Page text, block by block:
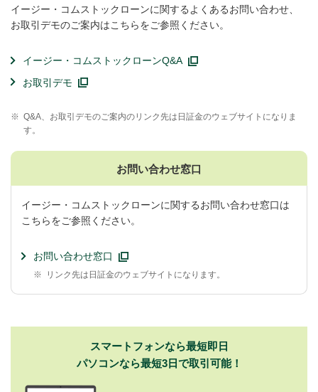
イージー・コムストックローンに関するよくあるお問い合わせ、
お取引デモのご案内はこちらをご参照ください。
イージー・コムストックローンQ&A
お取引デモ
※ Q&A、お取引デモのご案内のリンク先は日証金のウェブサイトになりま
す。
お問い合わせ窓口
イージー・コムストックローンに関するお問い合わせ窓口は
こちらをご参照ください。
お問い合わせ窓口
※ リンク先は日証金のウェブサイトになります。
スマートフォンなら最短即日
パソコンなら最短3日で取引可能！